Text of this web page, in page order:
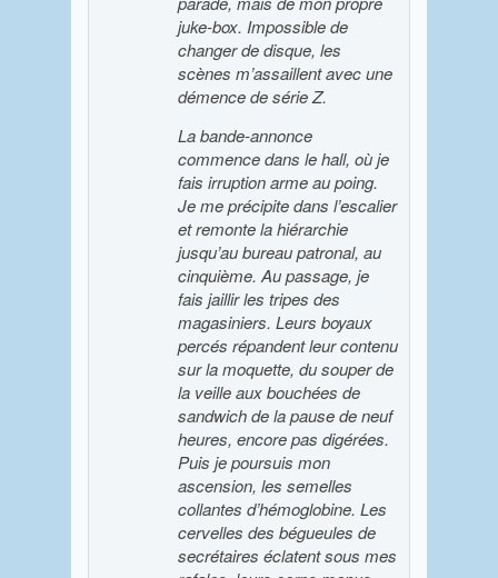
juke-box. Impossible de
changer de disque, les
scènes m’assaillent avec une
démence de série Z.
La bande-annonce
commence dans le hall, où je
fais irruption arme au poing.
Je me précipite dans l’escalier
et remonte la hiérarchie
jusqu’au bureau patronal, au
cinquième. Au passage, je
fais jaillir les tripes des
magasiniers. Leurs boyaux
percés répandent leur contenu
sur la moquette, du souper de
la veille aux bouchées de
sandwich de la pause de neuf
heures, encore pas digérées.
Puis je poursuis mon
ascension, les semelles
collantes d’hémoglobine. Les
cervelles des bégueules de
secrétaires éclatent sous mes